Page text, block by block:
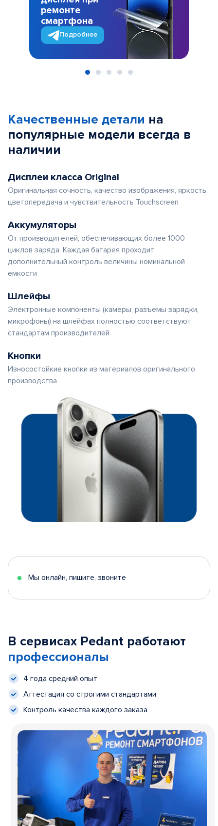
ремонте
смартфона
Подробнее
Качественные детали на
популярные модели всегда в
наличии
Дисплеи класса Original
Оригинальная сочность, качество изображения, яркость,
цветопередача и чувствительность Touchscreen
Аккумуляторы
От производителей, обеспечивающих более 1000
циклов заряда. Каждая батарея проходит
дополнительный контроль величины номинальной
емкости
Шлейфы
Электронные компоненты (камеры, разъемы зарядки,
микрофоны) на шлейфах полностью соответствуют
стандартам производителей
Кнопки
Износостойкие кнопки из материалов оригинального
производства
Мы онлайн, пишите, звоните
В сервисах Pedant работают
профессионалы
4 года средний опыт
Аттестация со строгими стандартами
Контроль качества каждого заказа